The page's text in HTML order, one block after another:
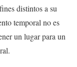
distintos a su
temporal no es
un lugar para un